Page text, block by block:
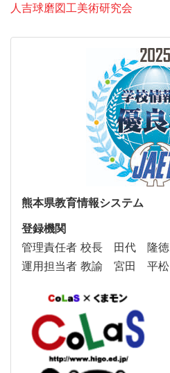
人吉球磨図工美術研究会
熊本県教育情報システム
登録機関
管理責任者 校長 田代 隆徳
運用担当者 教諭 宮田 平松